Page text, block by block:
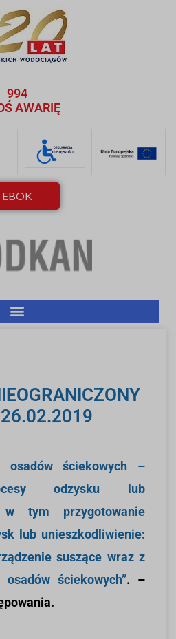
994
AWARIĘ
EBOK
osadów ściekowych –
odzysku lub
w tym przygotowanie
lub unieszkodliwienie:
suszące wraz z
ściekowych”.
–